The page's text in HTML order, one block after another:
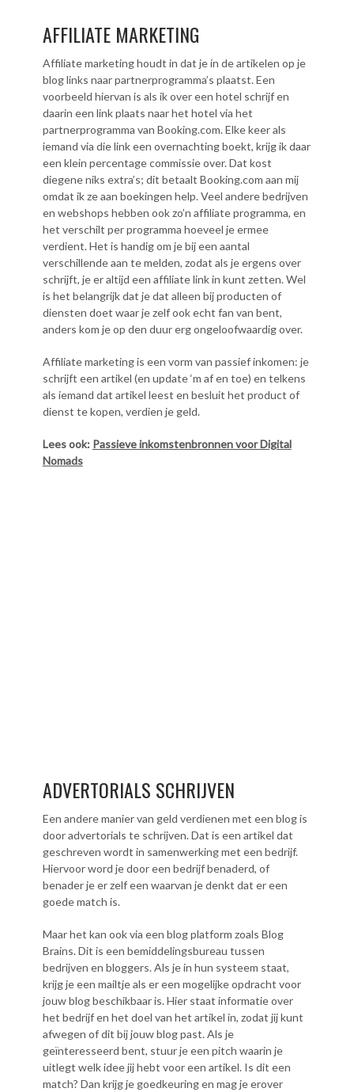
AFFILIATE MARKETING
Affiliate marketing houdt in dat je in de artikelen op je
blog links naar partnerprogramma’s plaatst. Een
voorbeeld hiervan is als ik over een hotel schrijf en
daarin een link plaats naar het hotel via het
partnerprogramma van Booking.com. Elke keer als
iemand via die link een overnachting boekt, krijg ik daar
een klein percentage commissie over. Dat kost
diegene niks extra’s; dit betaalt Booking.com aan mij
omdat ik ze aan boekingen help. Veel andere bedrijven
en webshops hebben ook zo’n affiliate programma, en
het verschilt per programma hoeveel je ermee
verdient. Het is handig om je bij een aantal
verschillende aan te melden, zodat als je ergens over
schrijft, je er altijd een affiliate link in kunt zetten. Wel
is het belangrijk dat je dat alleen bij producten of
diensten doet waar je zelf ook echt fan van bent,
anders kom je op den duur erg ongeloofwaardig over.
Affiliate marketing is een vorm van passief inkomen: je
schrijft een artikel (en update ‘m af en toe) en telkens
als iemand dat artikel leest en besluit het product of
dienst te kopen, verdien je geld.
Lees ook: Passieve inkomstenbronnen voor Digital
Nomads
ADVERTORIALS SCHRIJVEN
Een andere manier van geld verdienen met een blog is
door advertorials te schrijven. Dat is een artikel dat
geschreven wordt in samenwerking met een bedrijf.
Hiervoor word je door een bedrijf benaderd, of
benader je er zelf een waarvan je denkt dat er een
goede match is.
Maar het kan ook via een blog platform zoals Blog
Brains. Dit is een bemiddelingsbureau tussen
bedrijven en bloggers. Als je in hun systeem staat,
krijg je een mailtje als er een mogelijke opdracht voor
jouw blog beschikbaar is. Hier staat informatie over
het bedrijf en het doel van het artikel in, zodat jij kunt
afwegen of dit bij jouw blog past. Als je
geïnteresseerd bent, stuur je een pitch waarin je
uitlegt welk idee jij hebt voor een artikel. Is dit een
match? Dan krijg je goedkeuring en mag je erover